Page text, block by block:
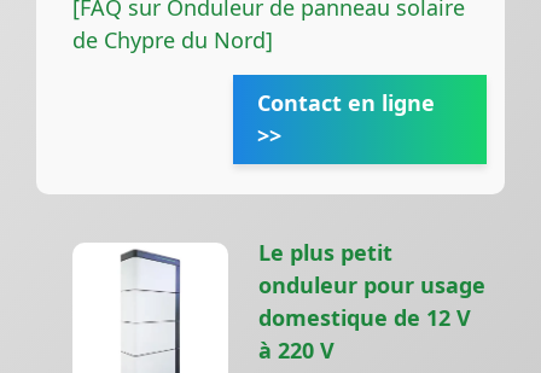
[FAQ sur Onduleur de panneau solaire
de Chypre du Nord]
Contact en ligne
>>
Le plus petit
onduleur pour usage
domestique de 12 V
à 220 V